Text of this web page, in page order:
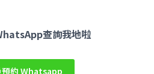
查詢我地啦
預約 Whatsapp
Facebook
YouTube
Instagram